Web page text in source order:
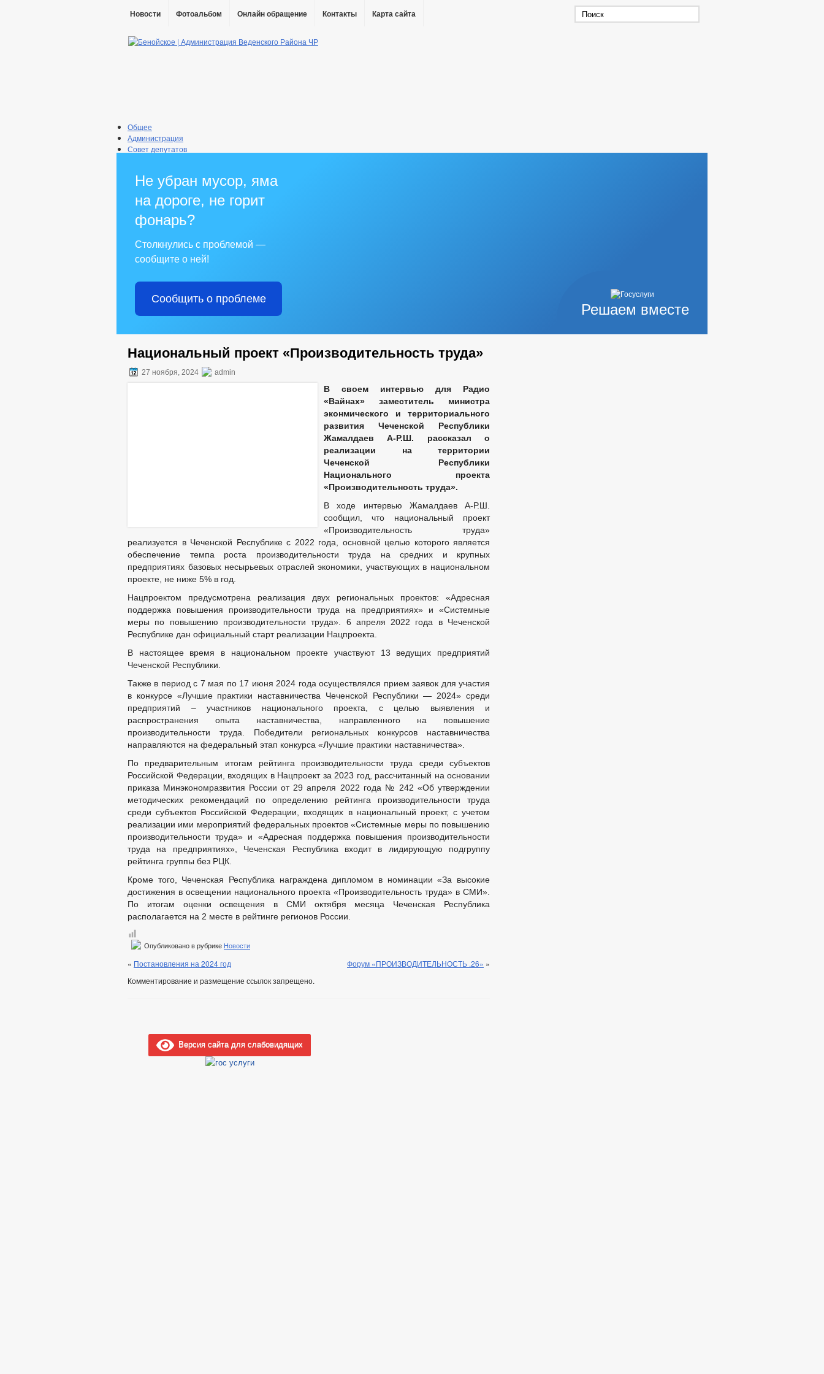
Новости Фотоальбом Онлайн обращение Контакты Карта сайта
Общее
Администрация
Совет депутатов
Бюджет
Прием граждан
Решаем вместе
Не убран мусор, яма
на дороге, не горит
фонарь?
Столкнулись с проблемой —
сообщите о ней!
Сообщить о проблеме
Национальный проект «Производительность труда»
27 ноября, 2024 admin
В своем интервью для Радио
«Вайнах» заместитель министра
эконмического и территориального
развития Чеченской Республики
Жамалдаев А-Р.Ш. рассказал о
реализации на территории
Чеченской Республики
Национального проекта
«Производительность труда».
В ходе интервью Жамалдаев А-Р.Ш.
сообщил, что национальный проект
«Производительность труда»
реализуется в Чеченской Республике с 2022 года, основной целью которого является
обеспечение темпа роста производительности труда на средних и крупных
предприятиях базовых несырьевых отраслей экономики, участвующих в национальном
проекте, не ниже 5% в год.
Нацпроектом предусмотрена реализация двух региональных проектов: «Адресная
поддержка повышения производительности труда на предприятиях» и «Системные
меры по повышению производительности труда». 6 апреля 2022 года в Чеченской
Республике дан официальный старт реализации Нацпроекта.
В настоящее время в национальном проекте участвуют 13 ведущих предприятий
Чеченской Республики.
Также в период с 7 мая по 17 июня 2024 года осуществлялся прием заявок для участия
в конкурсе «Лучшие практики наставничества Чеченской Республики — 2024» среди
предприятий – участников национального проекта, с целью выявления и
распространения опыта наставничества, направленного на повышение
производительности труда. Победители региональных конкурсов наставничества
направляются на федеральный этап конкурса «Лучшие практики наставничества».
По предварительным итогам рейтинга производительности труда среди субъектов
Российской Федерации, входящих в Нацпроект за 2023 год, рассчитанный на основании
приказа Минэкономразвития России от 29 апреля 2022 года № 242 «Об утверждении
методических рекомендаций по определению рейтинга производительности труда
среди субъектов Российской Федерации, входящих в национальный проект, с учетом
реализации ими мероприятий федеральных проектов «Системные меры по повышению
производительности труда» и «Адресная поддержка повышения производительности
труда на предприятиях», Чеченская Республика входит в лидирующую подгруппу
рейтинга группы без РЦК.
Кроме того, Чеченская Республика награждена дипломом в номинации «За высокие
достижения в освещении национального проекта «Производительность труда» в СМИ».
По итогам оценки освещения в СМИ октября месяца Чеченская Республика
располагается на 2 месте в рейтинге регионов России.
Опубликовано в рубрике Новости
« Постановления на 2024 год Форум «ПРОИЗВОДИТЕЛЬНОСТЬ .26» »
Комментирование и размещение ссылок запрещено.
Версия сайта для слабовидящих